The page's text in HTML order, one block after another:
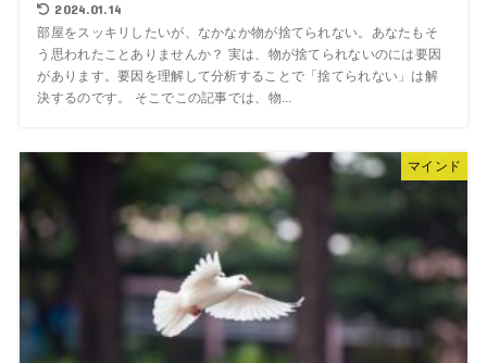
2024.01.14
部屋をスッキリしたいが、なかなか物が捨てられない。あなたもそ
う思われたことありませんか？ 実は、物が捨てられないのには要因
があります。要因を理解して分析することで「捨てられない」は解
決するのです。 そこでこの記事では、物...
マインド